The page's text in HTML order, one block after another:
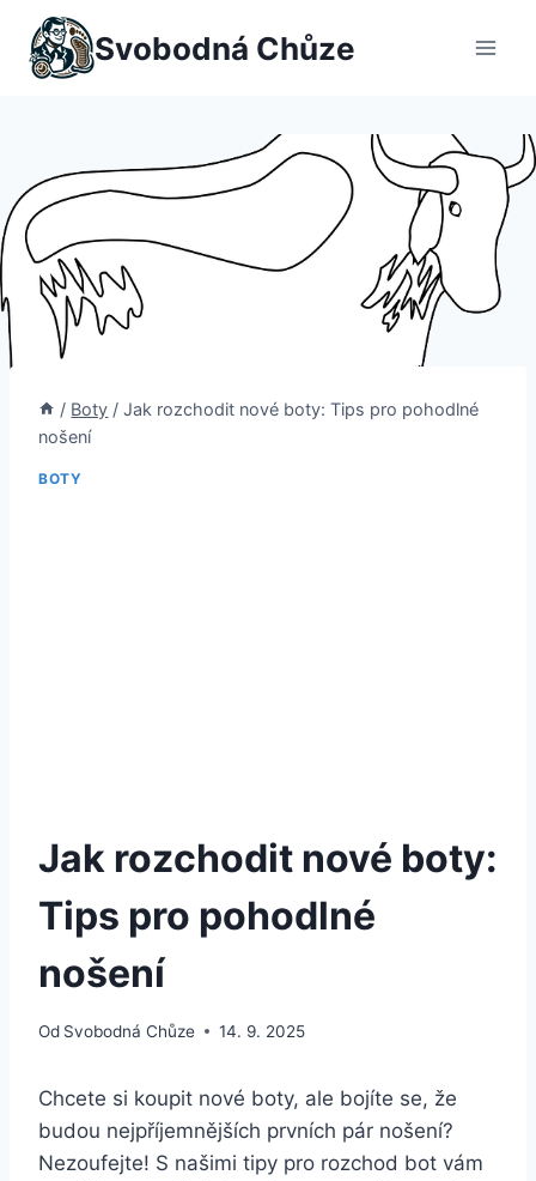
Přeskočit
obsah
Svobodná Chůze
/ Boty / Jak rozchodit nové boty: Tips pro pohodlné
nošení
BOTY
Jak rozchodit nové boty:
Tips pro pohodlné
nošení
Od Svobodná Chůze 14. 9. 2025
Chcete si​ koupit nové⁤ boty, ale bojíte se, že
budou ‍nejpříjemnějších ⁢prvních ‍pár nošení?
Nezoufejte! ⁤S⁢ našimi⁤ tipy pro rozchod bot vám